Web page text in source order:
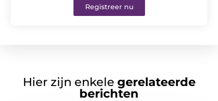
Registreer nu
Hier zijn enkele gerelateerde
berichten